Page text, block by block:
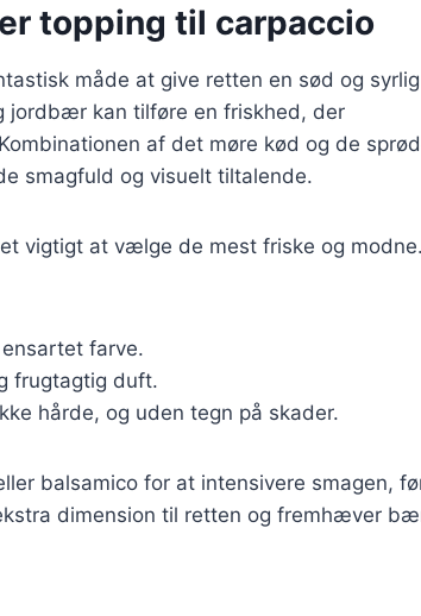
topping til carpaccio
måde at give retten en sød og syrlig
kan tilføre en friskhed, der
af det møre kød og de
smagfuld og visuelt tiltalende.
vigtigt at vælge de mest friske og
farve.
frugtagtig duft.
hårde, og uden tegn på skader.
balsamico for at intensivere smagen,
dimension til retten og fremhæver